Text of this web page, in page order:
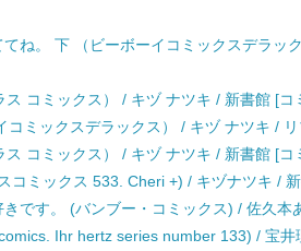
ね。 下 （ビーボーイコミックスデラッ
ス コミックス） / キヅ ナツキ / 新書館 [コ
コミックスデラックス） / キヅ ナツキ /
ス コミックス） / キヅ ナツキ / 新書館 [コ
コミックス 533. Cheri +) / キヅナツキ /
です。 (バンブー・コミックス) / 佐久本
Ihr hertz series number 133) / 宝井